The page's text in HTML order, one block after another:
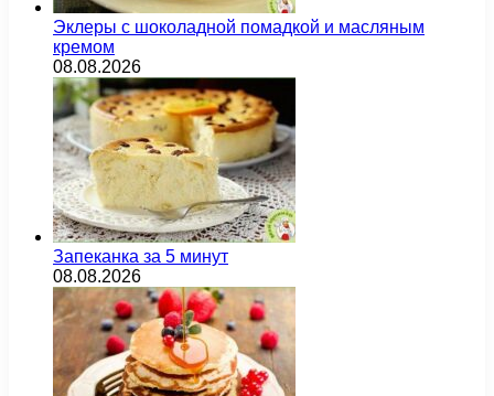
Эклеры с шоколадной помадкой и масляным
кремом
08.08.2026
Запеканка за 5 минут
08.08.2026